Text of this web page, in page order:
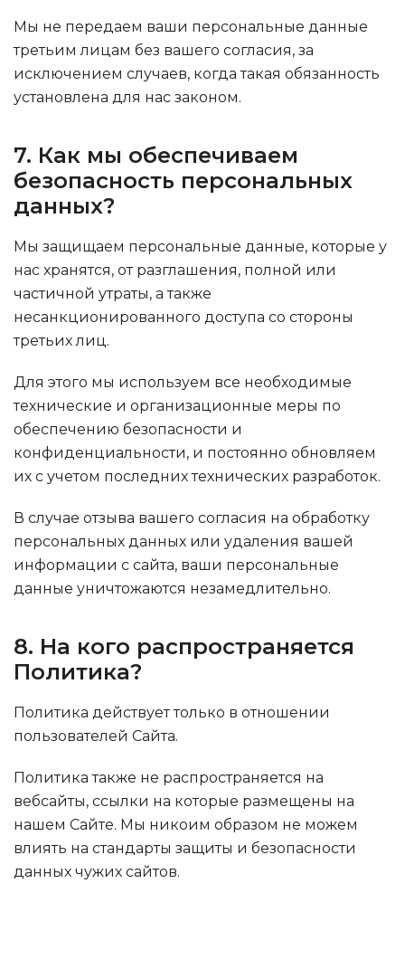
Мы не передаем ваши персональные данные
третьим лицам без вашего согласия, за
исключением случаев, когда такая обязанность
установлена для нас законом.
7. Как мы обеспечиваем
безопасность персональных
данных?
Мы защищаем персональные данные, которые у
нас хранятся, от разглашения, полной или
частичной утраты, а также
несанкционированного доступа со стороны
третьих лиц.
Для этого мы используем все необходимые
технические и организационные меры по
обеспечению безопасности и
конфиденциальности, и постоянно обновляем
их с учетом последних технических разработок.
В случае отзыва вашего согласия на обработку
персональных данных или удаления вашей
информации с сайта, ваши персональные
данные уничтожаются незамедлительно.
8. На кого распространяется
Политика?
Политика действует только в отношении
пользователей Сайта.
Политика также не распространяется на
вебсайты, ссылки на которые размещены на
нашем Сайте. Мы никоим образом не можем
влиять на стандарты защиты и безопасности
данных чужих сайтов.